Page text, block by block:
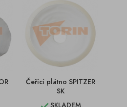
Čeřící plátno SPITZER
SK